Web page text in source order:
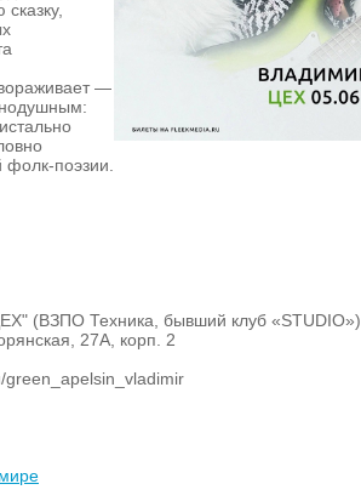
—
поэзии.
(ВЗПО Техника, бывший клуб «STUDIO»)
27А, корп. 2